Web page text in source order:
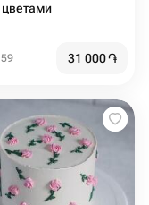
Торт с цветами
59 31 000֏